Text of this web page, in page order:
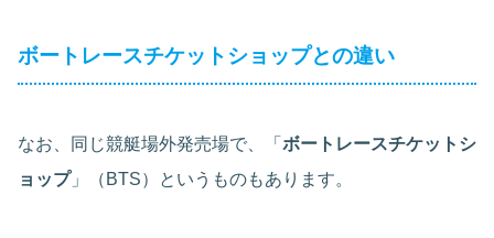
ボートレースチケットショップとの違い
なお、同じ競艇場外発売場で、「 ボートレースチケットシ
ョップ」（BTS）というものもあります。